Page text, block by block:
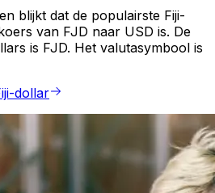
blijkt dat de populairste Fiji-
van FJD naar USD is. De
is FJD. Het valutasymbool is
dollar